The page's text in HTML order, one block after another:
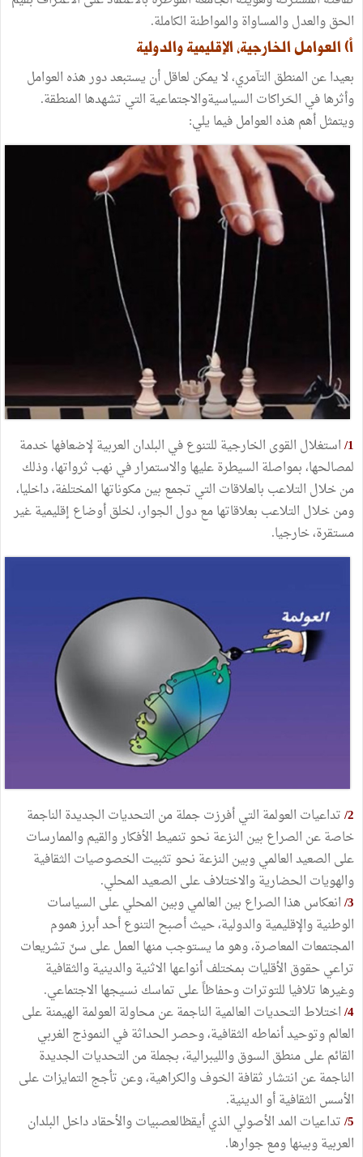
الحق والعدل والمساواة والمواطنة الكاملة.
أ‌) العوامل الخارجية، الإقليمية والدولية
بعيدا عن المنطق التآمري، لا يمكن لعاقل أن يستبعد دور هذه العوامل
وأثرها في الحَراكات السياسيةوالاجتماعية التي تشهدها المنطقة.
ويتمثل أهم هذه العوامل فيما يلي:
1/ استغلال القوى الخارجية للتنوع في البلدان العربية لإضعافها خدمة
لمصالحها، بمواصلة السيطرة عليها والاستمرار في نهب ثرواتها، وذلك
من خلال التلاعب بالعلاقات التي تجمع بين مكوناتها المختلفة، داخليا،
ومن خلال التلاعب بعلاقاتها مع دول الجوار، لخلق أوضاع إقليمية غير
مستقرة، خارجيا.
2
/تداعيات العولمة التي أفرزت جملة من التحديات الجديدة الناجمة
خاصة عن الصراع بين النزعة نحو تنميط الأفكار والقيم والممارسات
على الصعيد العالمي وبين النزعة نحو تثبيت الخصوصيات الثقافية
والهويات الحضارية والاختلاف على الصعيد المحلي.
3/ انعكاس هذا الصراع بين العالمي وبين المحلي على السياسات
الوطنية والإقليمية والدولية، حيث أصبح التنوع أحد أبرز هموم
المجتمعات المعاصرة، وهو ما يستوجب منها العمل على سنّ تشريعات
تراعي حقوق الأقليات بمختلف أنواعها الاثنية والدينية والثقافية
وغيرها تلافيا للتوترات وحفاظاً على تماسك نسيجها الاجتماعي.
4/ اختلاط التحديات العالمية الناجمة عن محاولة العولمة الهيمنة على
العالم وتوحيد أنماطه الثقافية، وحصر الحداثة في النموذج الغربي
القائم على منطق السوق والليبرالية، بجملة من التحديات الجديدة
الناجمة عن انتشار ثقافة الخوف والكراهية، وعن تأجج التمايزات على
الأسس الثقافية أو الدينية.
5/ تداعيات المد الأصولي الذي أيقظالعصبيات والأحقاد داخل البلدان
العربية وبينها ومع جوارها.